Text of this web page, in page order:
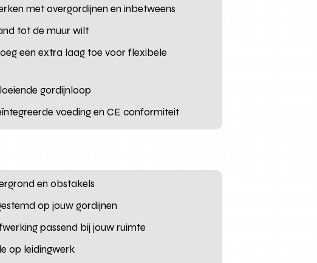
met overgordijnen en inbetweens
tot de muur wilt
een extra laag toe voor flexibele
gordijnloop
voeding en CE conformiteit
en obstakels
op jouw gordijnen
passend bij jouw ruimte
op leidingwerk